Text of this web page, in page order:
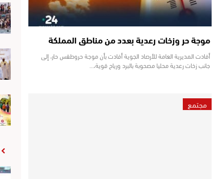
موجة حر وزخات رعدية بعدد من مناطق المملكة
أفادت المديرية العامة للأرصاد الجوية أفادت بأن موجة حروطقس حار، إلى
جانب زخات رعدية محليا مصحوبة بالبرد ورياح قوية،…
مجتمع